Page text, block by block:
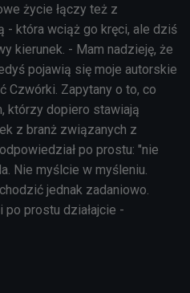
życie łączy też z
- która wciąż go kręci, ale dziś
kierunek. - Mam nadzieję, że
pojawią się moje autorskie
Czwórki. Zapytany o to, co
którzy dopiero stawiają
z branż związanych z
po prostu: "nie
Nie myślcie w myśleniu.
jednak zadaniowo.
prostu działajcie -